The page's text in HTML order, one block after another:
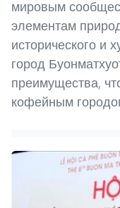
мировым
элементам
исторического и
город
преимущества,
кофейным